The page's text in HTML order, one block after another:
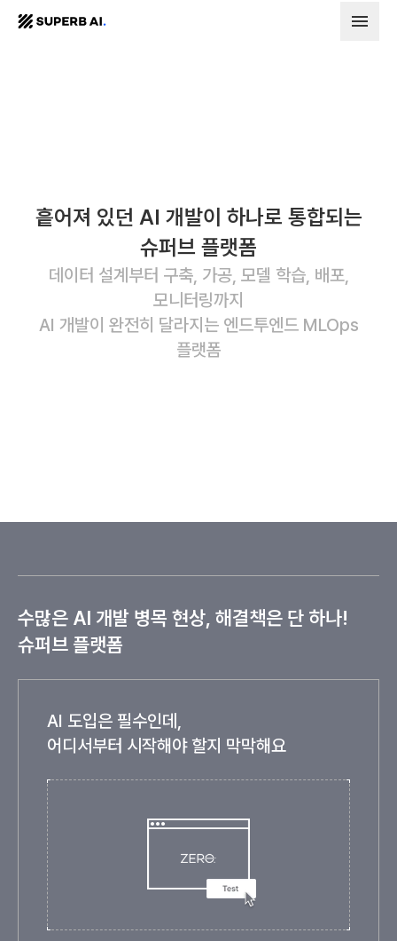
SUPERB
흩어져 있던 AI 개발이 하나로 통합되는
슈퍼브 플랫폼
데이터 설계부터 구축, 가공, 모델 학습, 배포,
모니터링까지
AI 개발이 완전히 달라지는 엔드투엔드 MLOps
플랫폼
수많은 AI 개발 병목 현상, 해결책은 단 하나!
슈퍼브 플랫폼
AI 도입은 필수인데,
어디서부터 시작해야 할지 막막해요